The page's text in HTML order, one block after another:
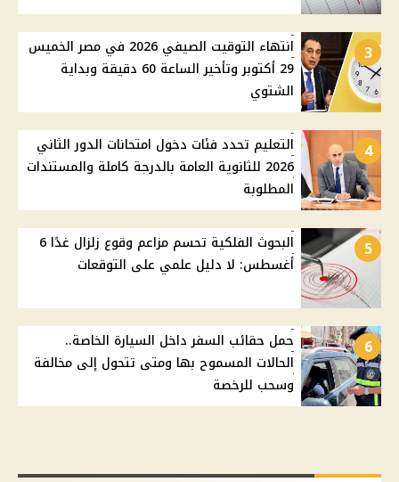
3
انتهاء التوقيت الصيفي 2026 في مصر الخميس
29 أكتوبر وتأخير الساعة 60 دقيقة وبداية
الشتوي
4
التعليم تحدد فئات دخول امتحانات الدور الثاني
2026 للثانوية العامة بالدرجة كاملة والمستندات
المطلوبة
5
البحوث الفلكية تحسم مزاعم وقوع زلزال غدًا 6
أغسطس: لا دليل علمي على التوقعات
6
حمل حقائب السفر داخل السيارة الخاصة..
الحالات المسموح بها ومتى تتحول إلى مخالفة
وسحب للرخصة